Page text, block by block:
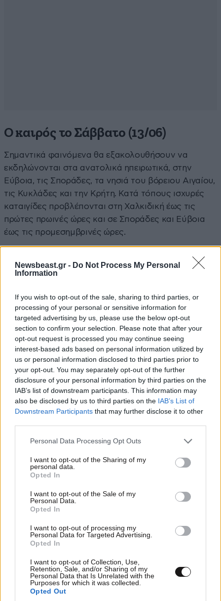
Newsbeast.gr - Do Not Process My Personal
Information
If you wish to opt-out of the sale, sharing to third parties, or
processing of your personal or sensitive information for
targeted advertising by us, please use the below opt-out
section to confirm your selection. Please note that after your
opt-out request is processed you may continue seeing
interest-based ads based on personal information utilized by
us or personal information disclosed to third parties prior to
your opt-out. You may separately opt-out of the further
disclosure of your personal information by third parties on the
IAB’s list of downstream participants. This information may
also be disclosed by us to third parties on the IAB’s List of
Downstream Participants that may further disclose it to other
Please note that this website/app uses one or more Google
not limited to your visit or usage behaviour. You may click to
grant or deny consent to Google and its third-party tags to
use your data for below specified purposes in below Google
consent section.
Personal Data Processing Opt Outs
I want to opt-out of the Sharing of my
personal data.
Opted In
I want to opt-out of the Sale of my
Personal Data.
Opted In
I want to opt-out of processing my
Personal Data for Targeted Advertising.
Opted In
I want to opt-out of Collection, Use,
Retention, Sale, and/or Sharing of my
Personal Data that Is Unrelated with the
Purposes for which it was collected.
Opted Out
Ο καιρός το Σάββατο (13/06)
Σημαντικά φαινόμενα θα εξακολουθήσουν να
εκδηλώνονται στα ανατολικά ηπειρωτικά, στην
Εύβοια, τις Σποράδες, τα νησιά του βόρειου Αιγαίου,
τις Κυκλάδες και την Κρήτη. Κατά τόπους ισχυρές
καταιγίδες προβλέπονται στη Χαλκιδική έως τις
πρώτες πρωινές ώρες και σε Σποράδες και Εύβοια
έως τις προμεσημβρινές ώρες.
Στις υπόλοιπες περιοχές της χώρας αναμένονται
λίγες νεφώσεις που θα αυξηθούν το μεσημέρι και το
κυρίως στα ορεινά.
Οι άνεμοι θα πνέουν βόρειοι 4 έως 6 μποφόρ και
τοπικά στα πελάγη έως 7 μποφόρ, ενώ η
θερμοκρασία θα σημειώσει μικρή πτώση στα
Ο καιρός την Κυριακή (14/06)
Στην Πελοπόννησο προβλέπονται παροδικές
νεφώσεις με λίγες τοπικές βροχές ή όμβρους. Στην
υπόλοιπη χώρα ο καιρός θα είναι γενικά αίθριος με
πρόσκαιρες νεφώσεις στα ανατολικά ηπειρωτικά και
Ο καιρός τη Δευτέρα (15/06)
Ο καιρός θα είναι γενικά αίθριος. Τοπικές νεφώσεις
θα αναπτυχθούν στα ηπειρωτικά κατά τις
μεσημβρινές και απογευματινές ώρες, με πιθανότητα
σύντομων βροχών στα ορεινά.
Ο καιρός την Τρίτη (16/06)
Αίθριες καιρικές συνθήκες θα επικρατήσουν σχεδόν
σε ολόκληρη τη χώρα. Μόνο στα βορειοανατολικά